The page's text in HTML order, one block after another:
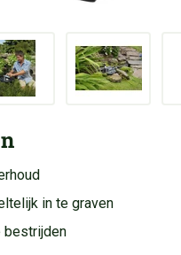
in te graven
bestrijden